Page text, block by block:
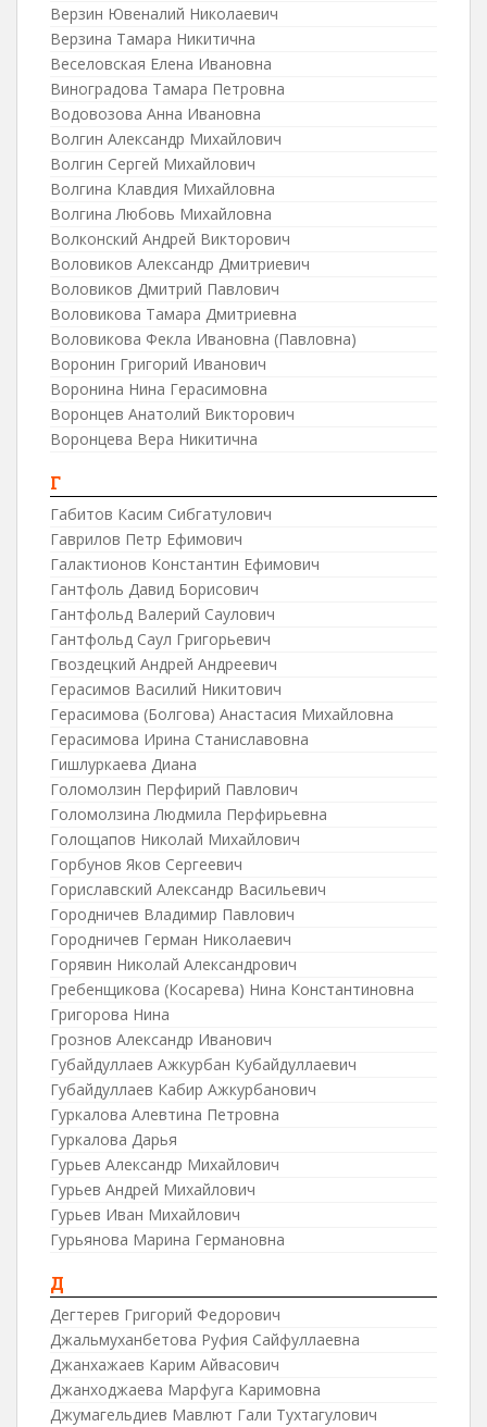
Верзин Ювеналий Николаевич
Верзина Тамара Никитична
Веселовская Елена Ивановна
Виноградова Тамара Петровна
Водовозова Анна Ивановна
Волгин Александр Михайлович
Волгин Сергей Михайлович
Волгина Клавдия Михайловна
Волгина Любовь Михайловна
Волконский Андрей Викторович
Воловиков Александр Дмитриевич
Воловиков Дмитрий Павлович
Воловикова Тамара Дмитриевна
Воловикова Фекла Ивановна (Павловна)
Воронин Григорий Иванович
Воронина Нина Герасимовна
Воронцев Анатолий Викторович
Воронцева Вера Никитична
Г
Габитов Касим Сибгатулович
Гаврилов Петр Ефимович
Галактионов Константин Ефимович
Гантфоль Давид Борисович
Гантфольд Валерий Саулович
Гантфольд Саул Григорьевич
Гвоздецкий Андрей Андреевич
Герасимов Василий Никитович
Герасимова (Болгова) Анастасия Михайловна
Герасимова Ирина Станиславовна
Гишлуркаева Диана
Голомолзин Перфирий Павлович
Голомолзина Людмила Перфирьевна
Голощапов Николай Михайлович
Горбунов Яков Сергеевич
Гориславский Александр Васильевич
Городничев Владимир Павлович
Городничев Герман Николаевич
Горявин Николай Александрович
Гребенщикова (Косарева) Нина Константиновна
Григорова Нина
Грознов Александр Иванович
Губайдуллаев Ажкурбан Кубайдуллаевич
Губайдуллаев Кабир Ажкурбанович
Гуркалова Алевтина Петровна
Гуркалова Дарья
Гурьев Александр Михайлович
Гурьев Андрей Михайлович
Гурьев Иван Михайлович
Гурьянова Марина Германовна
Д
Дегтерев Григорий Федорович
Джальмуханбетова Руфия Сайфуллаевна
Джанхажаев Карим Айвасович
Джанходжаева Марфуга Каримовна
Джумагельдиев Мавлют Гали Тухтагулович